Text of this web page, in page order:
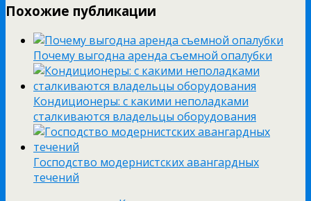
Похожие публикации
Почему выгодна аренда съемной опалубки
Кондиционеры: с какими неполадками
сталкиваются владельцы оборудования
Господство модернистских авангардных
течений